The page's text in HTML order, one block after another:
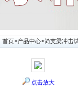
首页>产品中心>简支梁冲击
点击放大